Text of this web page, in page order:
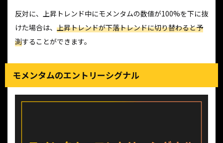
反対に、上昇トレンド中にモメンタムの数値が100%を下に抜
けた場合は、 上昇トレンドが下落トレンドに切り替わると予
測することができます。
モメンタムのエントリーシグナル